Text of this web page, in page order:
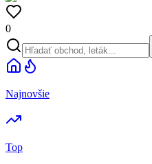
0
Najnovšie
Top